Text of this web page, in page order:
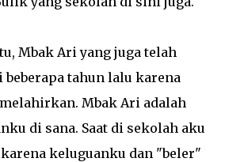
Mbak Ari yang juga telah
tahun lalu karena
Mbak Ari adalah
di sana. Saat di sekolah aku
keluguanku dan "beler"